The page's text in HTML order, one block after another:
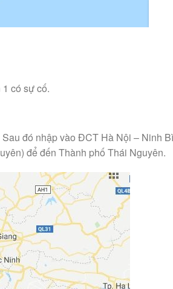
có sự cố.
đó nhập vào ĐCT Hà Nội – Ninh
để đến Thành phố Thái Nguyên.